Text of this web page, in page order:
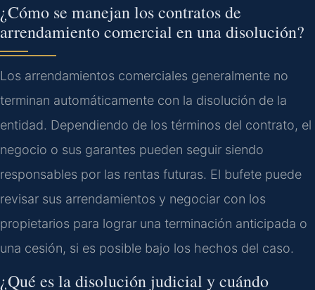
¿Cómo se manejan los contratos de
arrendamiento comercial en una disolución?
Los arrendamientos comerciales generalmente no
terminan automáticamente con la disolución de la
entidad. Dependiendo de los términos del contrato, el
negocio o sus garantes pueden seguir siendo
responsables por las rentas futuras. El bufete puede
revisar sus arrendamientos y negociar con los
propietarios para lograr una terminación anticipada o
una cesión, si es posible bajo los hechos del caso.
¿Qué es la disolución judicial y cuándo